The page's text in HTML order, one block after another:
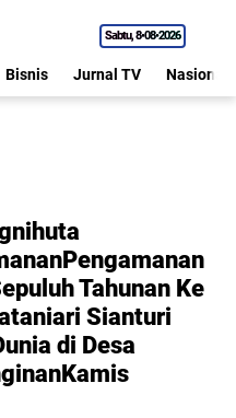
Sabtu 8•08•2026
Bisnis Jurnal TV Nasional
Tahunan Ke
Sianturi
di Desa